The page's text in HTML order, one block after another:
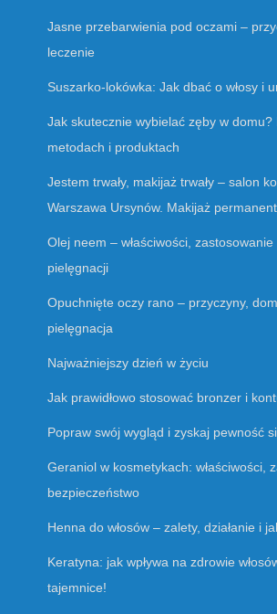
Jasne przebarwienia pod oczami –
leczenie
Suszarko-lokówka: Jak dbać o włosy i
Jak skutecznie wybielać zęby w domu?
metodach i produktach
Jestem trwały, makijaż trwały – salon
Warszawa Ursynów. Makijaż
Olej neem – właściwości,
pielęgnacji
Opuchnięte oczy rano – przyczyny,
pielęgnacja
Najważniejszy dzień w życiu
Jak prawidłowo stosować bronzer i
Popraw swój wygląd i zyskaj pewność
Geraniol w kosmetykach: właściwości,
bezpieczeństwo
Henna do włosów – zalety, działanie i
Keratyna: jak wpływa na zdrowie
tajemnice!